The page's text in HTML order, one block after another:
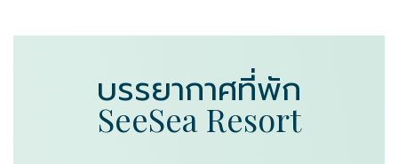
บรรยากาศที่พัก
SeeSea Resort